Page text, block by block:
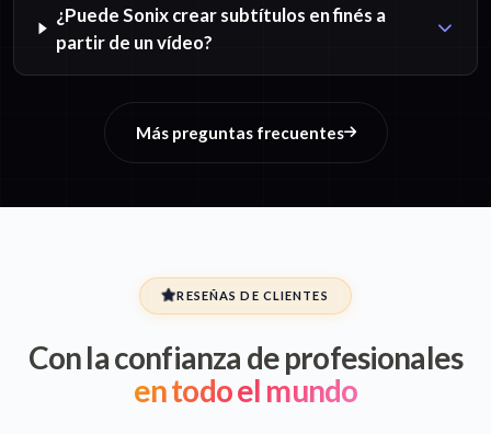
¿Puede Sonix crear subtítulos en finés a
partir de un vídeo?
Más preguntas frecuentes
RESEÑAS DE CLIENTES
Con la confianza de profesionales
en todo el mundo